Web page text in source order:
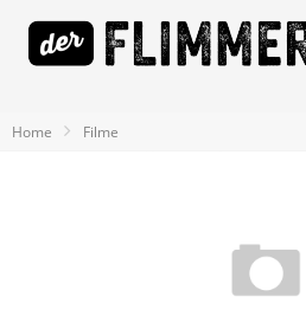
Home Filme